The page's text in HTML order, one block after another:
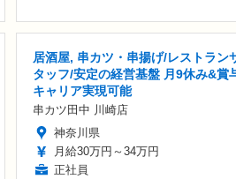
居酒屋, 串カツ・串揚げ/レストラン
タッフ/安定の経営基盤 月9休み&賞
キャリア実現可能
串カツ田中 川崎店
神奈川県
月給30万円～34万円
正社員